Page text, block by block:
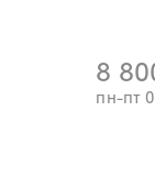
8
пн-пт